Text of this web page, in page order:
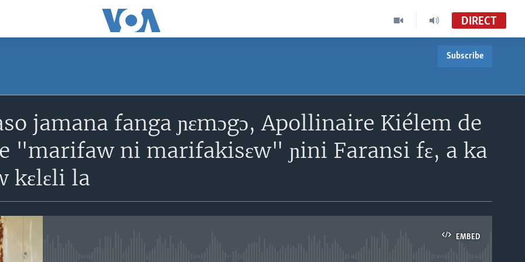
DIRECT
Mali Kura
Mali Kura
VOA-TVMC01
Subscribe
jamana fanga ɲɛmɔgɔ, Apollinaire Kiélem de
"marifaw ni marifakisɛw" ɲini Faransi fɛ, a ka
kɛlɛli la
EMBED